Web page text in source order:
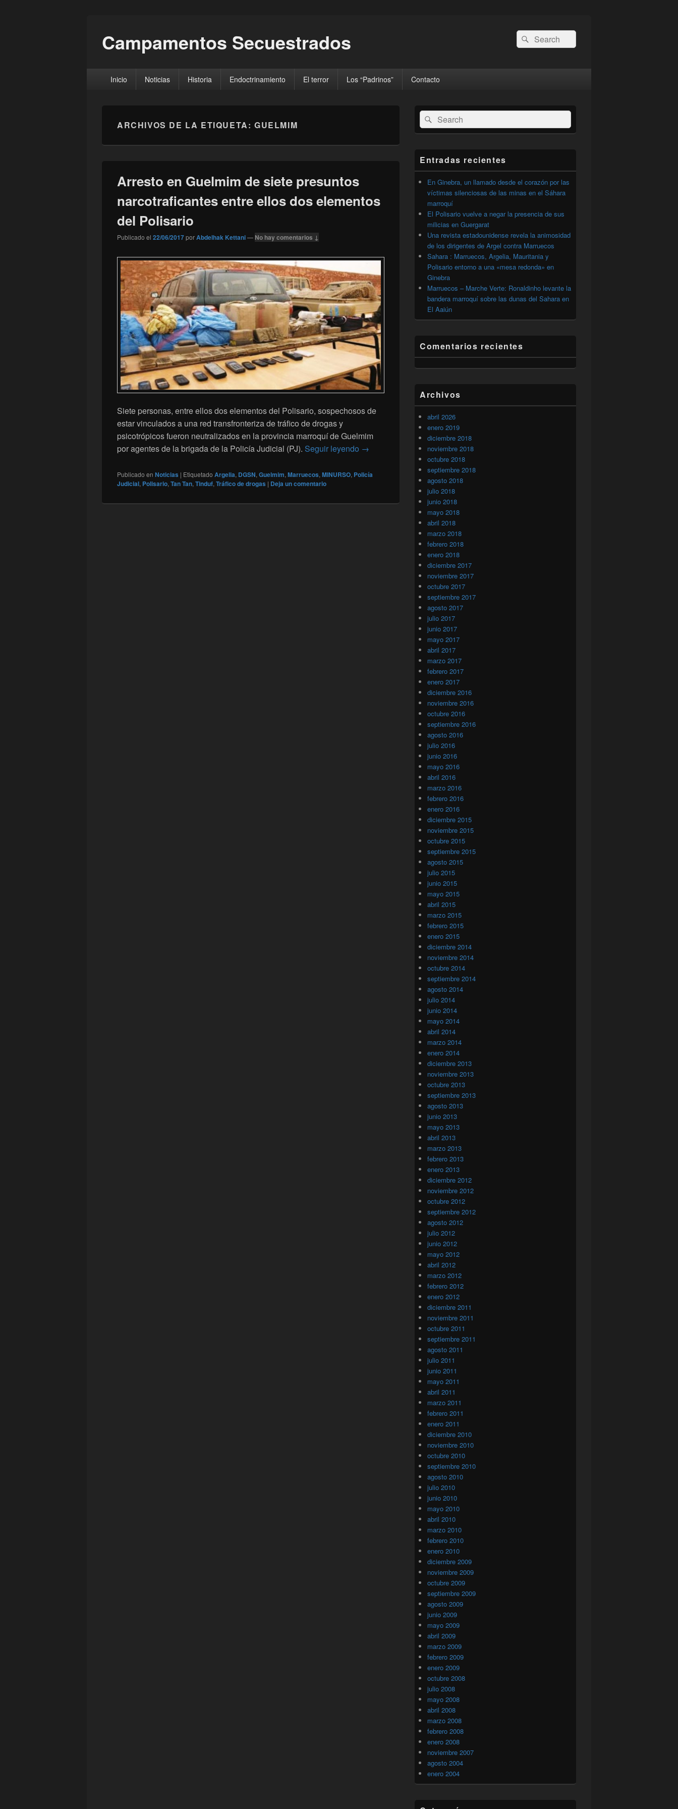
Campamentos Secuestrados
Buscar
por:
Buscar
principalInicio Noticias Historia Endoctrinamiento El terror Los “Padrinos” Contacto
ARCHIVOS DE LA ETIQUETA:GUELMIM
Arresto en Guelmim de siete presuntos
narcotraficantes entre ellos dos elementos
del Polisario
Publicado el 22/06/2017porAbdelhak Kettani— No hay comentarios ↓
Siete personas, entre ellos dos elementos del Polisario, sospechosos de
estar vinculados a una red transfronteriza de tráfico de drogas y
psicotrópicos fueron neutralizados en la provincia marroquí de Guelmim
por agentes de la brigada de la Policía Judicial (PJ). Seguir leyendo Arresto en Guelmim de siete presuntos narcotraficantes entre ellos dos elementos del
→
Publicado en Noticias | Etiquetado Argelia, DGSN, Guelmim, Marruecos, MINURSO, Policía
Judicial, Polisario, Tan Tan, Tinduf, Tráfico de drogas | Deja un comentario
El
área
de
widget
lateral
primaria
Buscar
por:
Buscar
Entradas recientes
En Ginebra, un llamado desde el corazón por las
víctimas silenciosas de las minas en el Sáhara
marroquí
El Polisario vuelve a negar la presencia de sus
milicias en Guergarat
Una revista estadounidense revela la animosidad
de los dirigentes de Argel contra Marruecos
Sahara : Marruecos, Argelia, Mauritania y
Polisario entorno a una «mesa redonda» en
Ginebra
Marruecos – Marche Verte: Ronaldinho levante la
bandera marroquí sobre las dunas del Sahara en
El Aaiún
Comentarios recientes
Archivos
abril 2026
enero 2019
diciembre 2018
noviembre 2018
octubre 2018
septiembre 2018
agosto 2018
julio 2018
junio 2018
mayo 2018
abril 2018
marzo 2018
febrero 2018
enero 2018
diciembre 2017
noviembre 2017
octubre 2017
septiembre 2017
agosto 2017
julio 2017
junio 2017
mayo 2017
abril 2017
marzo 2017
febrero 2017
enero 2017
diciembre 2016
noviembre 2016
octubre 2016
septiembre 2016
agosto 2016
julio 2016
junio 2016
mayo 2016
abril 2016
marzo 2016
febrero 2016
enero 2016
diciembre 2015
noviembre 2015
octubre 2015
septiembre 2015
agosto 2015
julio 2015
junio 2015
mayo 2015
abril 2015
marzo 2015
febrero 2015
enero 2015
diciembre 2014
noviembre 2014
octubre 2014
septiembre 2014
agosto 2014
julio 2014
junio 2014
mayo 2014
abril 2014
marzo 2014
enero 2014
diciembre 2013
noviembre 2013
octubre 2013
septiembre 2013
agosto 2013
junio 2013
mayo 2013
abril 2013
marzo 2013
febrero 2013
enero 2013
diciembre 2012
noviembre 2012
octubre 2012
septiembre 2012
agosto 2012
julio 2012
junio 2012
mayo 2012
abril 2012
marzo 2012
febrero 2012
enero 2012
diciembre 2011
noviembre 2011
octubre 2011
septiembre 2011
agosto 2011
julio 2011
junio 2011
mayo 2011
abril 2011
marzo 2011
febrero 2011
enero 2011
diciembre 2010
noviembre 2010
octubre 2010
septiembre 2010
agosto 2010
julio 2010
junio 2010
mayo 2010
abril 2010
marzo 2010
febrero 2010
enero 2010
diciembre 2009
noviembre 2009
octubre 2009
septiembre 2009
agosto 2009
junio 2009
mayo 2009
abril 2009
marzo 2009
febrero 2009
enero 2009
octubre 2008
julio 2008
mayo 2008
abril 2008
marzo 2008
febrero 2008
enero 2008
noviembre 2007
agosto 2004
enero 2004